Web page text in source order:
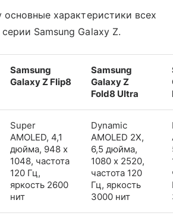
характеристики всех
Samsung Galaxy Z.
Samsung
Galaxy Z Flip8
Samsung
Galaxy Z
Fold8 Ultra
Super
AMOLED, 4,1
дюйма, 948 x
1048, частота
120 Гц,
яркость 2600
нит
Dynamic
AMOLED 2X,
6,5 дюйма,
1080 x 2520,
частота 120
Гц, яркость
3000 нит